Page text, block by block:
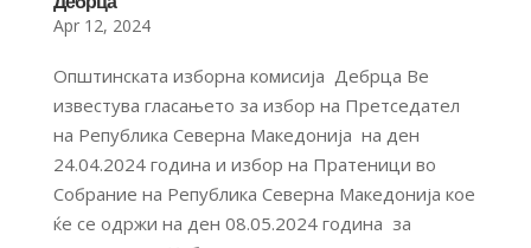
Apr 12, 2024
Општинската изборна комисија Дебрца Ве
известува гласањето за избор на Претседател
на Република Северна Македонија на ден
24.04.2024 година и избор на Пратеници во
Собрание на Република Северна Македонија кое
ќе се одржи на ден 08.05.2024 година за